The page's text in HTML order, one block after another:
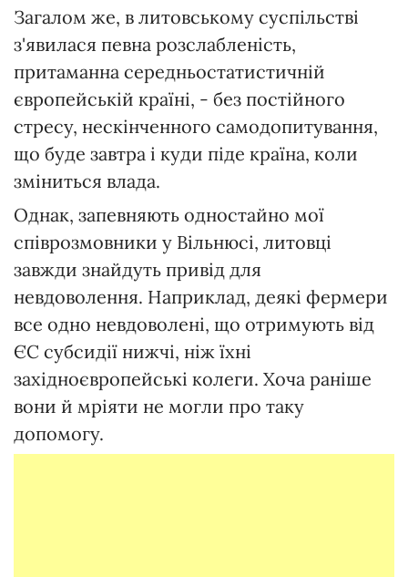
Загалом же, в литовському суспільстві
з'явилася певна розслабленість,
притаманна середньостатистичній
європейській країні, - без постійного
стресу, нескінченного самодопитування,
що буде завтра і куди піде країна, коли
зміниться влада.
Однак, запевняють одностайно мої
співрозмовники у Вільнюсі, литовці
завжди знайдуть привід для
невдоволення. Наприклад, деякі фермери
все одно невдоволені, що отримують від
ЄС субсидії нижчі, ніж їхні
західноєвропейські колеги. Хоча раніше
вони й мріяти не могли про таку
допомогу.